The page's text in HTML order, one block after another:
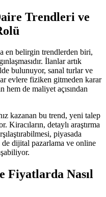
Trendleri ve
en belirgin trendlerden biri,
İlanlar artık
bulunuyor, sanal turlar ve
evlere fiziken gitmeden karar
de maliyet açısından
kazanan bu trend, yeni talep
Kiracıların, detaylı araştırma
piyasada
de dijital pazarlama ve online
Fiyatlarda Nasıl